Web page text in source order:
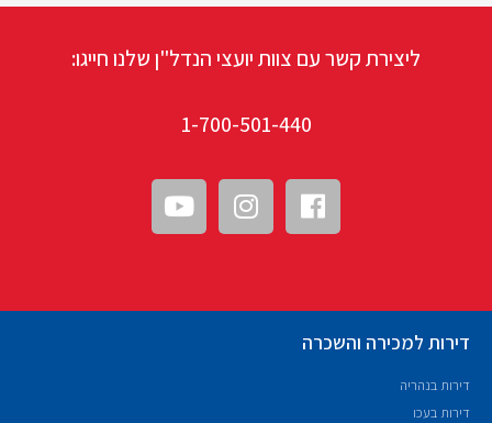
ליצירת קשר עם צוות יועצי הנדל"ן שלנו חייגו:
1-700-501-440
דירות למכירה והשכרה
דירות בנהריה
דירות בעכו